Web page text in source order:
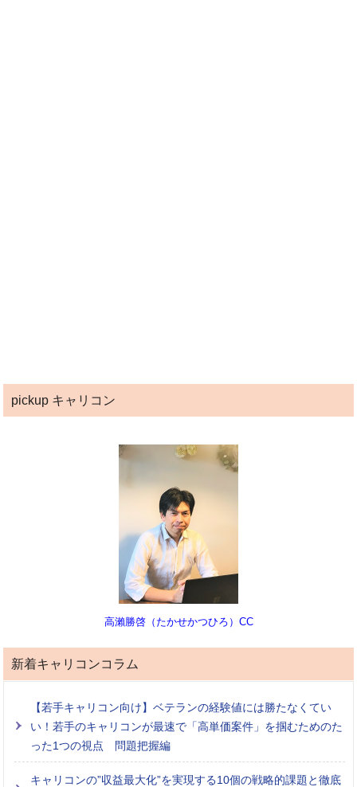
pickup キャリコン
高瀨勝啓（たかせかつひろ）CC
新着キャリコンコラム
【若手キャリコン向け】ベテランの経験値には勝たなくてい
い！若手のキャリコンが最速で「高単価案件」を掴むためのた
った1つの視点 問題把握編
キャリコンの”収益最大化”を実現する10個の戦略的課題と徹底